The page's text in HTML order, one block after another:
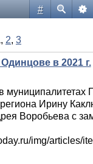
#
Винчи
, 2, 3
в 2021 г.
Ирину
Воробьева с
img/articles/